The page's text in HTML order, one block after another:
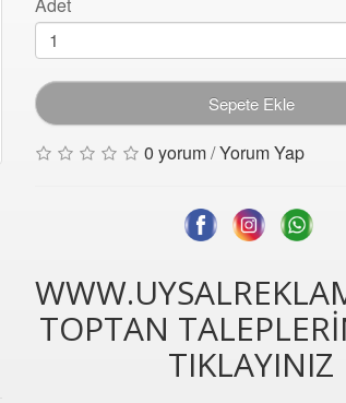
Sepete Ekle
0 yorum/Yorum Yap
TOPTAN
TIKLAYINIZ